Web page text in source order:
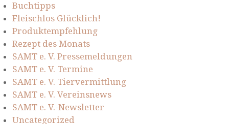
Buchtipps
Fleischlos Glücklich!
Produktempfehlung
Rezept des Monats
SAMT e. V. Pressemeldungen
SAMT e. V. Termine
SAMT e. V. Tiervermittlung
SAMT e. V. Vereinsnews
SAMT e. V.-Newsletter
Uncategorized